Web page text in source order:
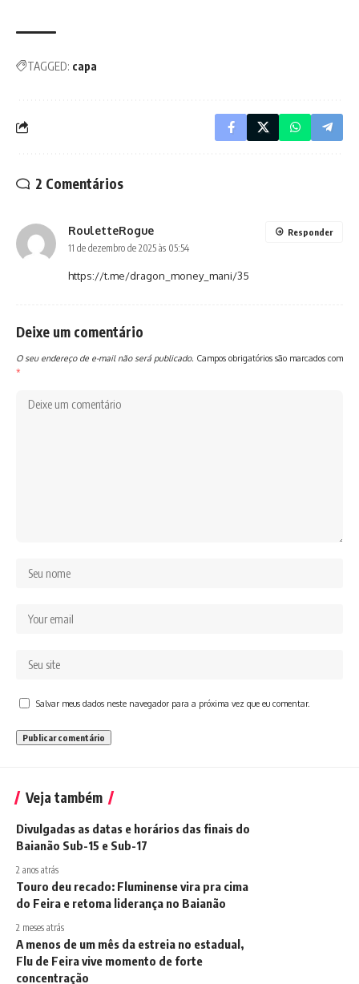
TAGGED: capa
2 Comentários
RouletteRogue
11 de dezembro de 2025 às 05:54
https://t.me/dragon_money_mani/35
Responder
Deixe um comentário
O seu endereço de e-mail não será publicado. Campos obrigatórios são marcados com
*
Salvar meus dados neste navegador para a próxima vez que eu comentar.
Veja também
Divulgadas as datas e horários das finais do
Baianão Sub-15 e Sub-17
2 anos atrás
Touro deu recado: Fluminense vira pra cima
do Feira e retoma liderança no Baianão
2 meses atrás
A menos de um mês da estreia no estadual,
Flu de Feira vive momento de forte
concentração